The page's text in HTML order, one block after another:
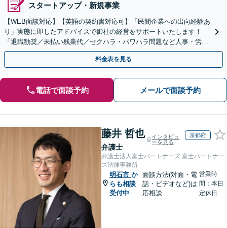
スタートアップ・新規事業
【WEB面談対応】【英語の契約書対応可】「民間企業への出向経験あ
り」実態に即したアドバイスで御社の経営をサポートいたします！
「退職勧奨／未払い残業代／セクハラ・パワハラ問題など人事・労務
の対応も可能」【休日・夜間相談可】
料金表を見る
電話で面談予約 メールで面談予約
藤井 哲也
弁護士
インタビュ
ーを見る
京都府
弁護士法人富士パートナーズ 富士パートナー
ズ法律事務所
明石市 か
らも相談
受付中
面談方法(対面・電
話・ビデオなど)は
応相談
営業時
間：本日
定休日